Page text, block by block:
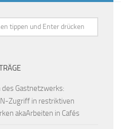
des Gastnetzwerks:
Zugriff in restriktiven
akaArbeiten in Cafés